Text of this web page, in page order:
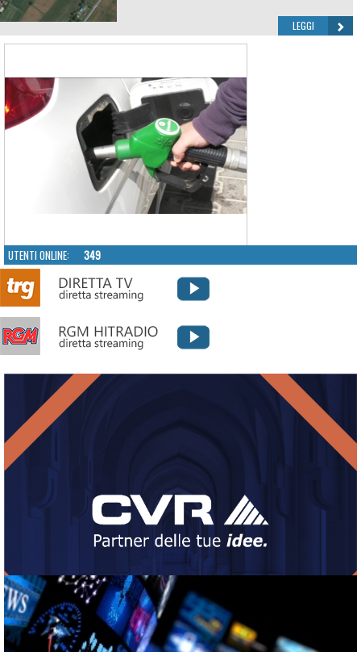
LEGGI
UTENTI ONLINE: 349